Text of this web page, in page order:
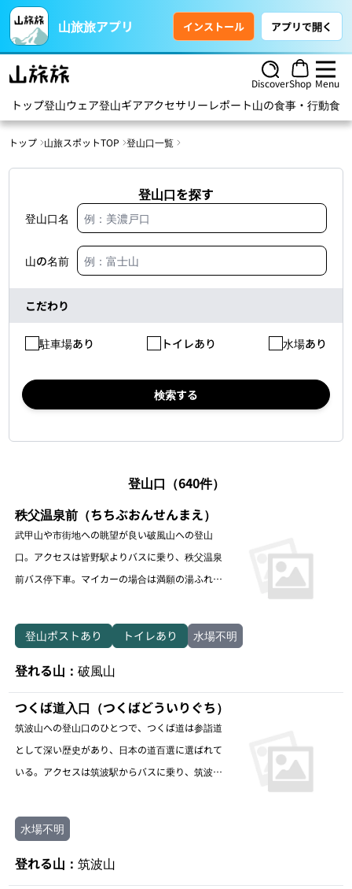
山旅旅アプリ インストール アプリで開く
DiscoverShop Menu
トップ登山ウェア登山ギアアクセサリー レポート山の食事・行動食
トップ 山旅スポットTOP 登山口一覧
登山口を探す
登山口名
山の名前
こだわり
駐車場あり トイレあり 水場あり
検索する
登山口（640件）
秩父温泉前（ちちぶおんせんまえ）
武甲山や市街地への眺望が良い破風山への登山
口。アクセスは皆野駅よりバスに乗り、秩父温泉
前バス停下車。マイカーの場合は満願の湯ふれあ
後におすすめ。
登山ポストあり トイレあり 水場不明
登れる山： 破風山
つくば道入口（つくばどういりぐち）
筑波山への登山口のひとつで、つくば道は参詣道
として深い歴史があり、日本の道百選に選ばれて
いる。アクセスは筑波駅からバスに乗り、筑波交
設の駐車場を利用する。
水場不明
登れる山： 筑波山